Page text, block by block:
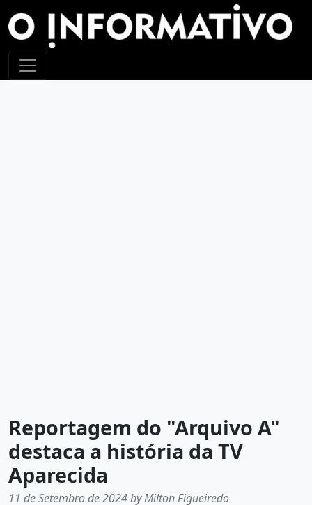
Reportagem do "Arquivo A"
destaca a história da TV
Aparecida
11 de Setembro de 2024 by Milton Figueiredo